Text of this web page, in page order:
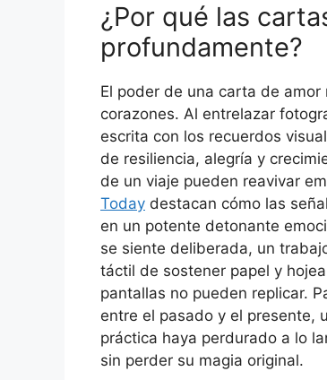
¿Por qué las
profundamente?
El poder de una carta de
corazones. Al entrelazar
escrita con los recuerdos
de resiliencia, alegría y
de un viaje pueden reavivar
Today destacan cómo las
en un potente detonante
se siente deliberada, un
táctil de sostener papel y
pantallas no pueden replicar.
entre el pasado y el presente,
práctica haya perdurado a lo
sin perder su magia original.